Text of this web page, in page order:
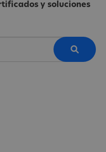
y soluciones